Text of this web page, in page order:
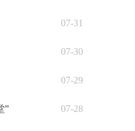
07-31
07-30
07-29
07-28
”